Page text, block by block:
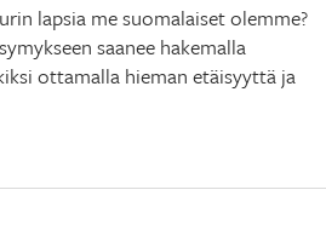
lapsia me suomalaiset olemme?
saanee hakemalla
ottamalla hieman etäisyyttä ja